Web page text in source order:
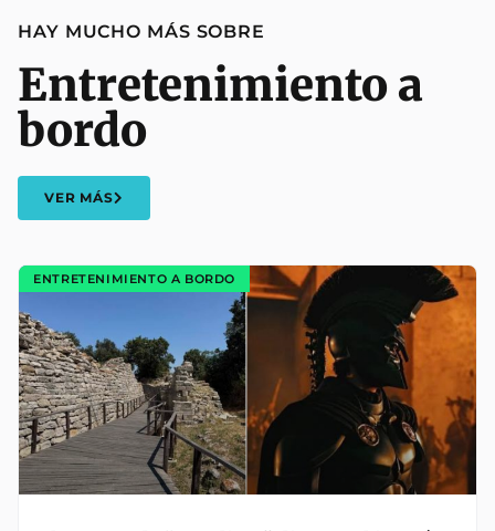
HAY MUCHO MÁS SOBRE
Entretenimiento a
bordo
VER MÁS
ENTRETENIMIENTO A BORDO